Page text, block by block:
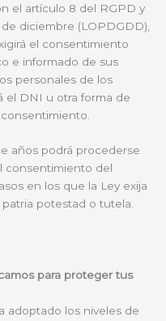
el artículo 8 del RGPD y
diciembre (LOPDGDD),
el consentimiento
e informado de sus
personales de los
el DNI u otra forma de
años podrá procederse
consentimiento del
en los que la Ley exija
potestad o tutela.
para proteger tus
adoptado los niveles de